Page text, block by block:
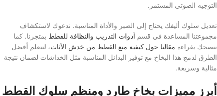
التوجيه الصوتي المستمر.
تعديل سلوك أليفك يحتاج إلى الصبر والأداة المناسبة. ندعوك لاستكشاف
مجموعتنا المساعدة في قسم أدوات التدريب والنظافة للقطط بمتجرنا. كما
ننصحك بقراءة مقالنا حول كيفية منع القطط من خدش الأثاث، لتتعلم أفضل
الطرق لدمج هذا البخاخ مع توفير البدائل المناسبة مثل الخداشات لضمان نتيجة
مثالية وسريعة.
أبرز مميزات بخاخ طارد ومنظم سلوك القطط